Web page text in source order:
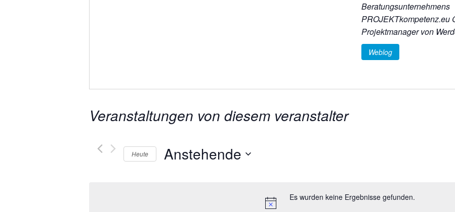
Es wurden keine Ergebnisse gefunden.
Beratungsunternehmens
PROJEKTkompetenz.eu
Projektmanager von
Weblog
Veranstaltungen von diesem veranstalter
Heute Anstehende